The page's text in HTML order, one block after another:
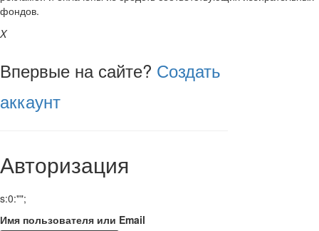
фондов.
X
Впервые на сайте? Создать
аккаунт
Авторизация
s:0:"";
Имя пользователя или Email